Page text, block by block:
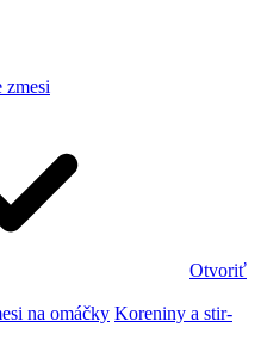
zmesi
Otvoriť
na omáčky Koreniny a stir-